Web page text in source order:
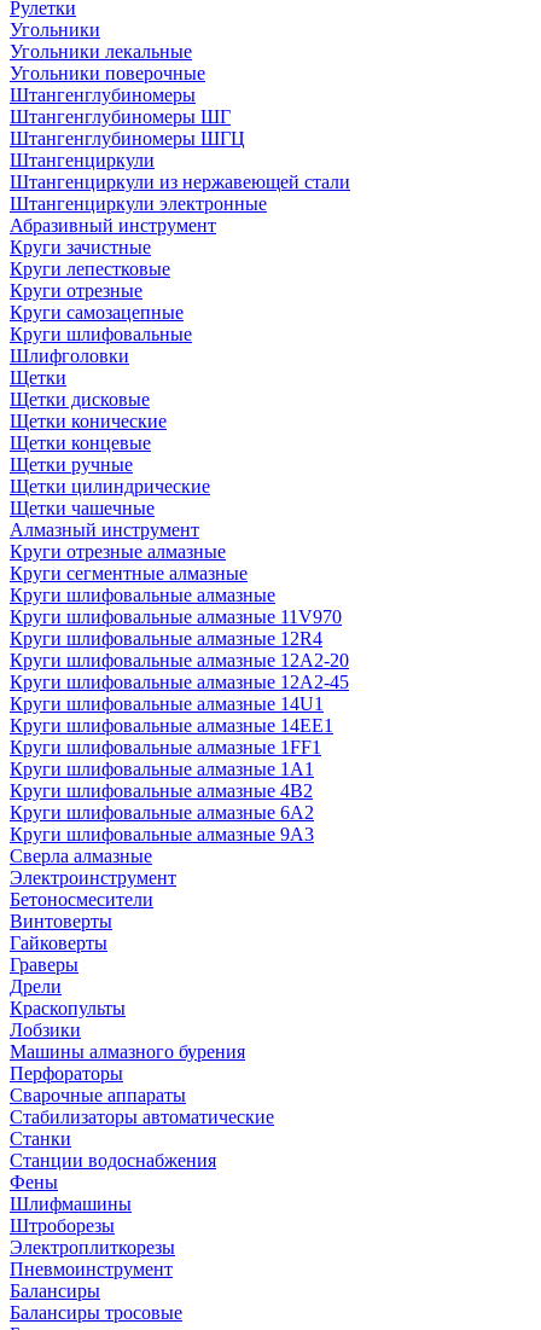
Рулетки
Угольники
Угольники лекальные
Угольники поверочные
Штангенглубиномеры
Штангенглубиномеры ШГ
Штангенглубиномеры ШГЦ
Штангенциркули
Штангенциркули из нержавеющей стали
Штангенциркули электронные
Абразивный инструмент
Круги зачистные
Круги лепестковые
Круги отрезные
Круги самозацепные
Круги шлифовальные
Шлифголовки
Щетки
Щетки дисковые
Щетки конические
Щетки концевые
Щетки ручные
Щетки цилиндрические
Щетки чашечные
Алмазный инструмент
Круги отрезные алмазные
Круги сегментные алмазные
Круги шлифовальные алмазные
Круги шлифовальные алмазные 11V970
Круги шлифовальные алмазные 12R4
Круги шлифовальные алмазные 12А2-20
Круги шлифовальные алмазные 12А2-45
Круги шлифовальные алмазные 14U1
Круги шлифовальные алмазные 14ЕЕ1
Круги шлифовальные алмазные 1FF1
Круги шлифовальные алмазные 1А1
Круги шлифовальные алмазные 4В2
Круги шлифовальные алмазные 6A2
Круги шлифовальные алмазные 9А3
Сверла алмазные
Электроинструмент
Бетоносмесители
Винтоверты
Гайковерты
Граверы
Дрели
Краскопульты
Лобзики
Машины алмазного бурения
Перфораторы
Сварочные аппараты
Стабилизаторы автоматические
Станки
Станции водоснабжения
Фены
Шлифмашины
Штроборезы
Электроплиткорезы
Пневмоинструмент
Балансиры
Балансиры тросовые